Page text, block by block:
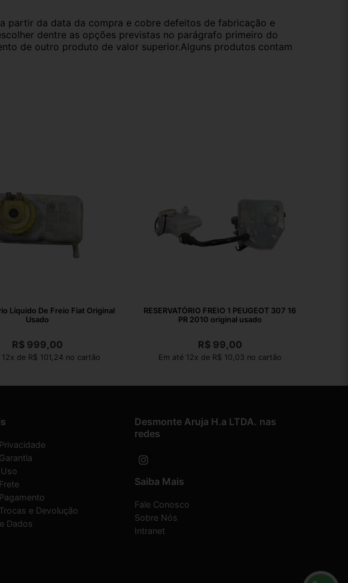
partir da data da compra e cobre defeitos de fabricação e
dentre as opções previstas no parágrafo primeiro do
de outro produto de valor superior.Alguns produtos contam
Líquido De Freio Fiat Original
Usado
R$ 999,00
12x de R$ 101,24 no cartão
RESERVATÓRIO FREIO 1 PEUGEOT 307 16
PR 2010 original usado
R$99,00
Em até 12x de R$ 10,03 no cartão
e Devolução
Dados
Desmonte Aruja H.a LTDA. nas
redes
Saiba Mais
Fale Conosco
Sobre Nós
Intranet